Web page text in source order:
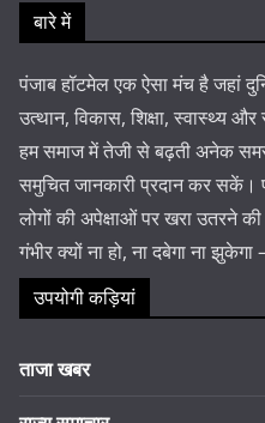
बारे में
पंजाब हॉटमेल एक ऐसा मंच है जहां
उत्थान, विकास, शिक्षा, स्वास्थ्य
हम समाज में तेजी से बढ़ती अनेक
समुचित जानकारी प्रदान कर
लोगों की अपेक्षाओं पर खरा उतरने की
गंभीर क्यों ना हो, ना दबेगा ना
उपयोगी कड़ियां
ताजा खबर